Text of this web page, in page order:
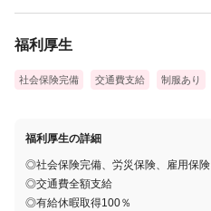
福利厚生
社会保険完備 交通費支給 制服あり
福利厚生の詳細
◎社会保険完備、労災保険、雇用保険
◎交通費全額支給
◎有給休暇取得100％